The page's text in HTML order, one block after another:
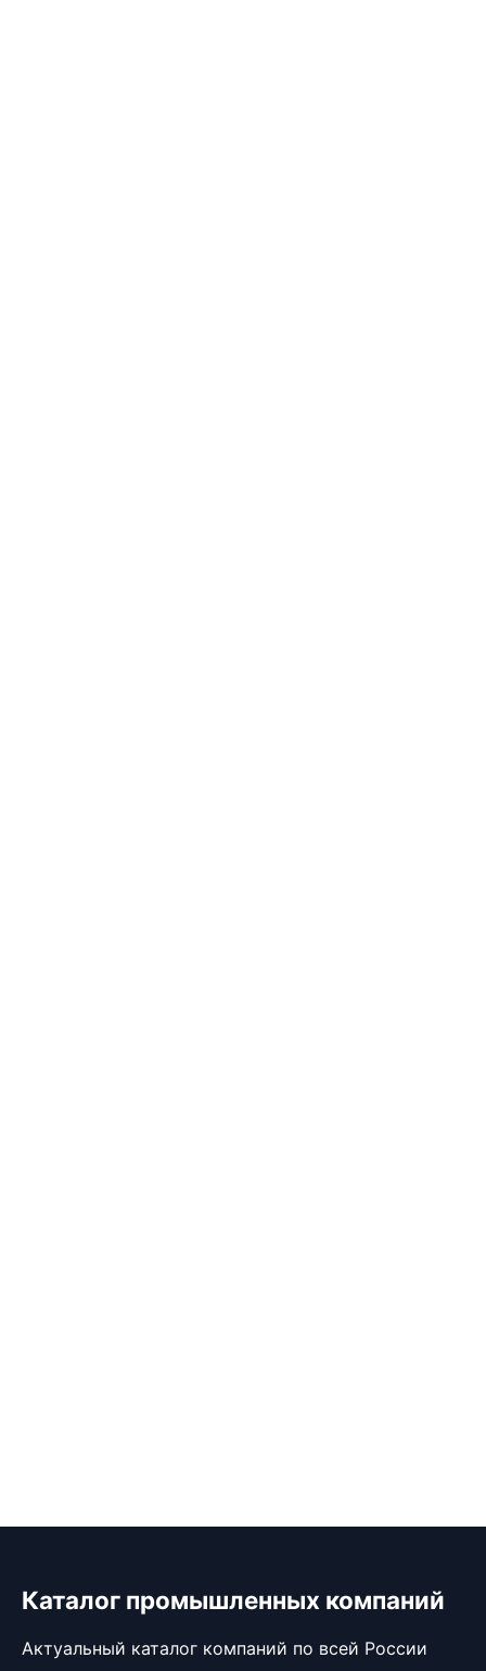
Каталог промышленных компаний
Актуальный каталог компаний по всей России